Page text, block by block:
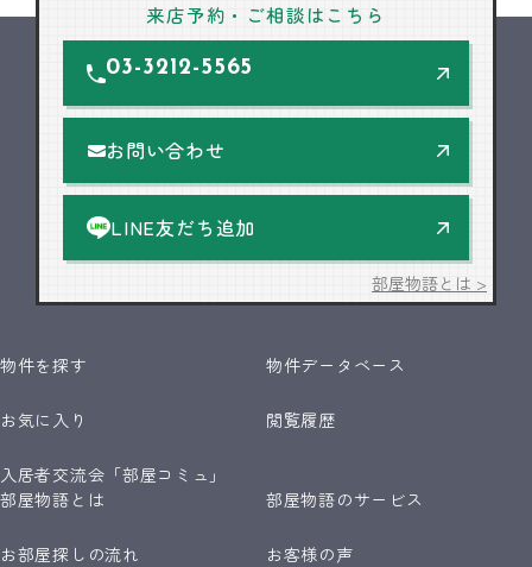
来店予約・ご相談はこちら
03-3212-5565
お問い合わせ
LINE友だち追加
部屋物語とは >
物件を探す 物件データベース
お気に入り 閲覧履歴
入居者交流会「部屋コミュ」
部屋物語とは
部屋物語のサービス
お部屋探しの流れ お客様の声